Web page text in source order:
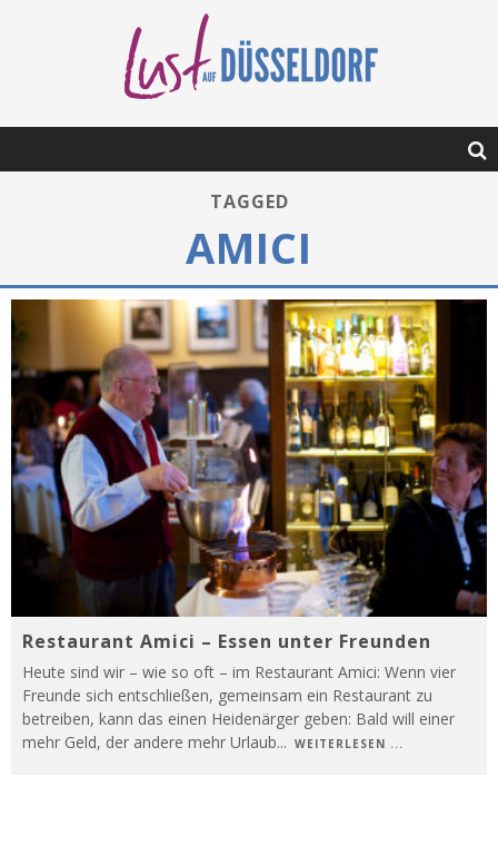
TAGGED
AMICI
Restaurant Amici – Essen unter Freunden
Heute sind wir – wie so oft – im Restaurant Amici: Wenn vier
Freunde sich entschließen, gemeinsam ein Restaurant zu
betreiben, kann das einen Heidenärger geben: Bald will einer
mehr Geld, der andere mehr Urlaub... WEITERLESEN ...